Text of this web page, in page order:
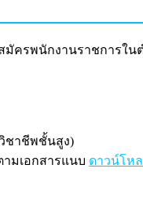
ครพนักงานราชการใน
ชาชีพชั้นสูง)
ามเอกสารแนบ ดาวน์โห